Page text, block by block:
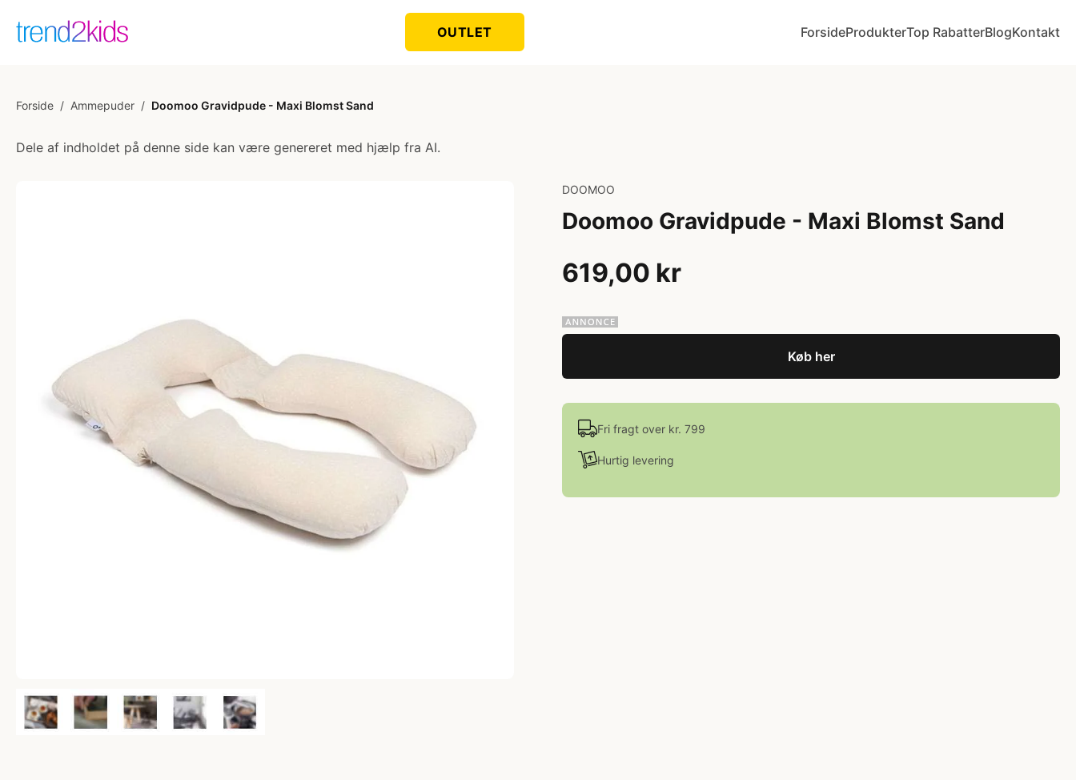
OUTLET ForsideProdukterTop RabatterBlogKontakt
Forside / Ammepuder / Doomoo Gravidpude - Maxi Blomst Sand
Dele af indholdet på denne side kan være genereret med hjælp fra AI.
DOOMOO
Doomoo Gravidpude - Maxi Blomst Sand
619,00 kr
Køb her
Fri fragt over kr. 799
Hurtig levering